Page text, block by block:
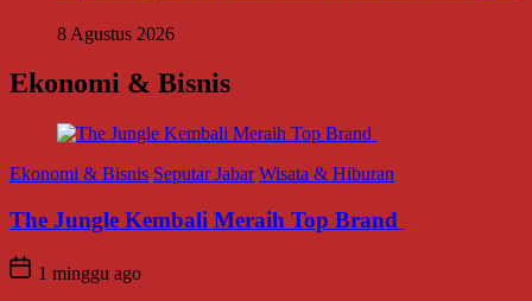
8 Agustus 2026
Ekonomi & Bisnis
Ekonomi & Bisnis Seputar Jabar Wisata & Hiburan
The Jungle Kembali Meraih Top Brand
1 minggu ago